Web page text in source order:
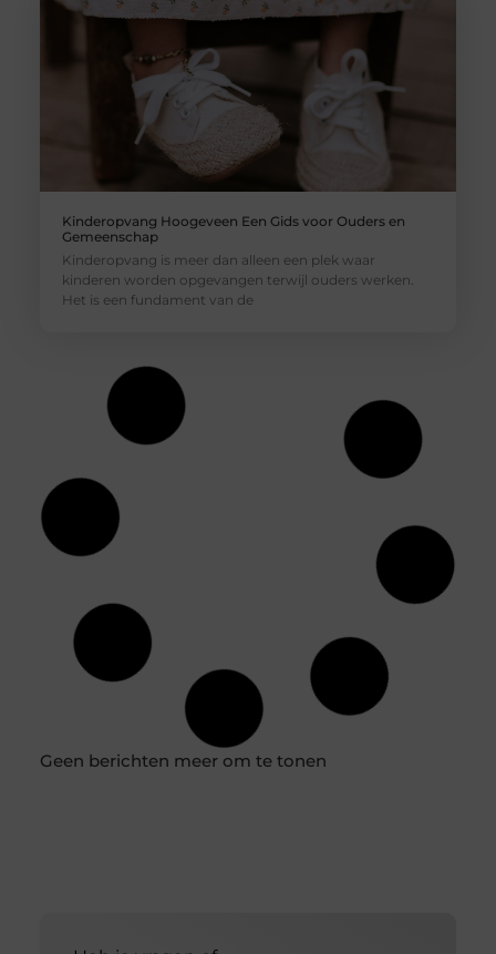
Kinderopvang Hoogeveen Een Gids voor Ouders en
Gemeenschap
Kinderopvang is meer dan alleen een plek waar
kinderen worden opgevangen terwijl ouders werken.
Het is een fundament van de
werkkleding?
Werkkleding is al lang een essentieel onderdeel van
verschillende beroepen. Het beschermt werknemers
tegen gevaren op de werkplek en helpt